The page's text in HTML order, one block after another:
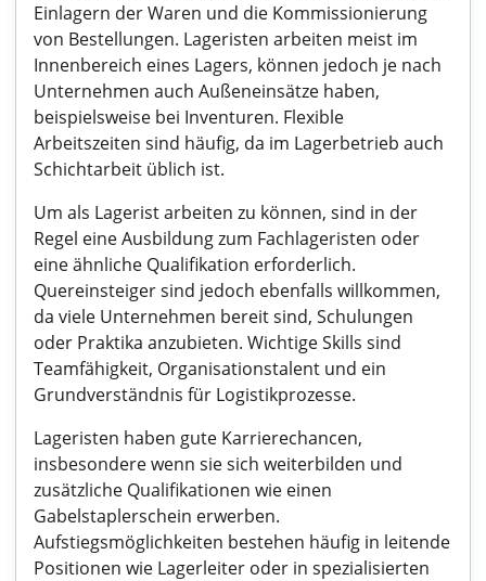
Einlagern der Waren und die Kommissionierung
von Bestellungen. Lageristen arbeiten meist im
Innenbereich eines Lagers, können jedoch je nach
Unternehmen auch Außeneinsätze haben,
beispielsweise bei Inventuren. Flexible
Arbeitszeiten sind häufig, da im Lagerbetrieb auch
Schichtarbeit üblich ist.
Um als Lagerist arbeiten zu können, sind in der
Regel eine Ausbildung zum Fachlageristen oder
eine ähnliche Qualifikation erforderlich.
Quereinsteiger sind jedoch ebenfalls willkommen,
da viele Unternehmen bereit sind, Schulungen
oder Praktika anzubieten. Wichtige Skills sind
Teamfähigkeit, Organisationstalent und ein
Grundverständnis für Logistikprozesse.
Lageristen haben gute Karrierechancen,
insbesondere wenn sie sich weiterbilden und
zusätzliche Qualifikationen wie einen
Gabelstaplerschein erwerben.
Aufstiegsmöglichkeiten bestehen häufig in leitende
Positionen wie Lagerleiter oder in spezialisierten